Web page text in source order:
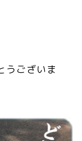
うございま